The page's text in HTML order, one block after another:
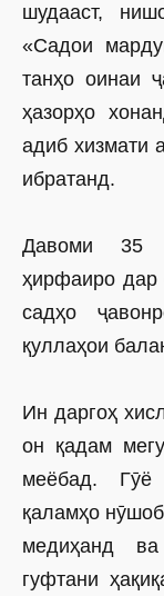
шудааст,
«Садои
танҳо оинаи
ҳазорҳо
адиб хизмати
ибратанд.
Давоми 35
ҳирфаиро дар
садҳо
қуллаҳои
Ин даргоҳ
он қадам
меёбад.
қаламҳо
медиҳанд
гуфтани